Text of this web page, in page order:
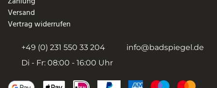
Versand
Vertrag widerrufen
+49 (0) 231 550 33 204
info@badspiegel.de
Di - Fr: 08:00 - 16:00 Uhr